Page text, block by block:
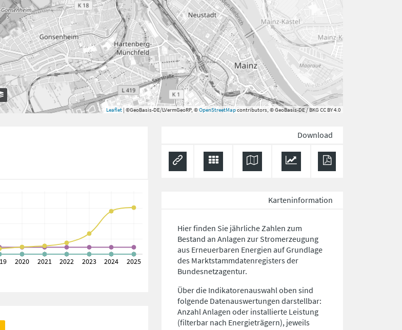
Leaflet| ©GeoBasis-DE/LVermGeoRP, ©OpenStreetMapcontributors, © GeoBasis-DE / BKG CC BY 4.0
Download
Karteninformation
Hier finden Sie jährliche Zahlen zum
Bestand an Anlagen zur Stromerzeugung
aus Erneuerbaren Energien auf Grundlage
des Marktstammdatenregisters der
Bundesnetzagentur.
Über die Indikatorenauswahl oben sind
folgende Datenauswertungen darstellbar:
Anzahl Anlagen oder installierte Leistung
(filterbar nach Energieträgern), jeweils